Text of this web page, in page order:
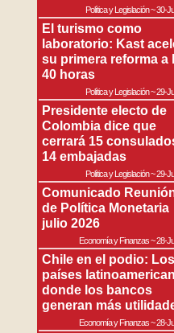
Política y Legislación~30-
El turismo como
laboratorio: Kast
su primera reforma a
40 horas
Política y Legislación~29-
Presidente electo de
Colombia dice que
cerrará 15
14 embajadas
Política y Legislación~29-
Comunicado
de Política Monetaria
julio 2026
Economía y Finanzas~28-
Chile en el podio: Los
países
donde los bancos
generan más
Economía y Finanzas~28-